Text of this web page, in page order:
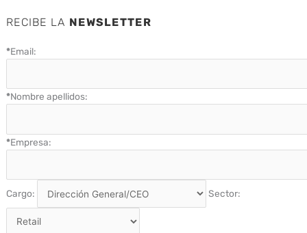
RECIBE LA NEWSLETTER
*Email:
*Nombre apellidos:
*Empresa:
Cargo: Sector: